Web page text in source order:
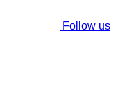
Follow us